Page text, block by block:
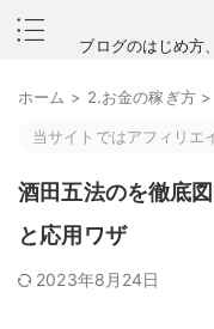
ブログのはじめ方
ホーム > 2.お金の稼ぎ方 >
当サイトではアフィリエ
酒田五法のを徹底
と応用ワザ
2023年8月24日